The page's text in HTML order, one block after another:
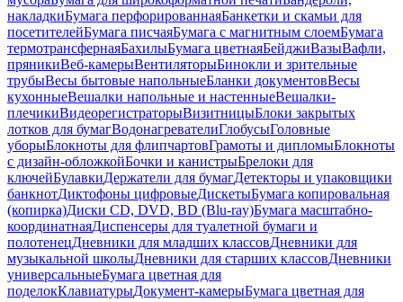
накладкиБумага перфорированнаяБанкетки и скамьи для
посетителейБумага писчаяБумага с магнитным слоемБумага
термотрансфернаяБахилыБумага цветнаяБейджиВазыВафли,
пряникиВеб-камерыВентиляторыБинокли и зрительные
трубыВесы бытовые напольныеБланки документовВесы
кухонныеВешалки напольные и настенныеВешалки-
плечикиВидеорегистраторыВизитницыБлоки закрытых
лотков для бумагВодонагревателиГлобусыГоловные
уборыБлокноты для флипчартовГрамоты и дипломыБлокноты
с дизайн-обложкойБочки и канистрыБрелоки для
ключейБулавкиДержатели для бумагДетекторы и упаковщики
банкнотДиктофоны цифровыеДискетыБумага копировальная
(копирка)Диски CD, DVD, BD (Blu-ray)Бумага масштабно-
координатнаяДиспенсеры для туалетной бумаги и
полотенецДневники для младших классовДневники для
музыкальной школыДневники для старших классовДневники
универсальныеБумага цветная для
поделокКлавиатурыДокумент-камерыБумага цветная для